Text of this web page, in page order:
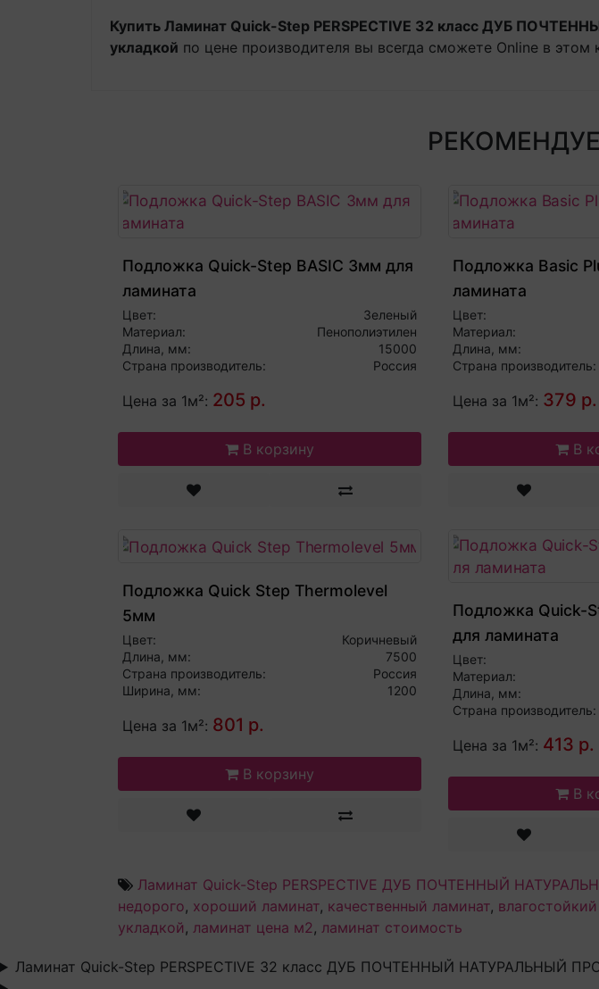
Купить Ламинат Quick-Step PERSPECTIVE 32 класс ДУБ
укладкой по цене производителя вы всегда сможете Online в
Подложка Quick-Step BASIC 3мм для
ламината
Цвет:
Зеленый
Материал:
Пенополиэтилен
Длина, мм:
15000
Страна производитель:
Россия
Цена за 1м²: 205 р.
В корзину
Подложка Basic
ламината
Цвет:
Материал:
Длина, мм:
Страна производитель:
Цена за 1м²: 379 р.
В
Подложка Quick Step Thermolevel
5мм
Цвет:
Коричневый
Длина, мм:
7500
Страна производитель:
Россия
Ширина, мм:
1200
Цена за 1м²: 801 р.
В корзину
Подложка Quick-
для ламината
Цвет:
Материал:
Длина, мм:
Страна производитель:
Цена за 1м²: 413 р.
В
Ламинат Quick-Step PERSPECTIVE ДУБ ПОЧТЕННЫЙ
недорого, хороший ламинат, качественный ламинат,
укладкой, ламинат цена м2, ламинат стоимость
Ламинат Quick-Step PERSPECTIVE 32 класс ДУБ ПОЧТЕННЫЙ НАТУРАЛЬНЫЙ